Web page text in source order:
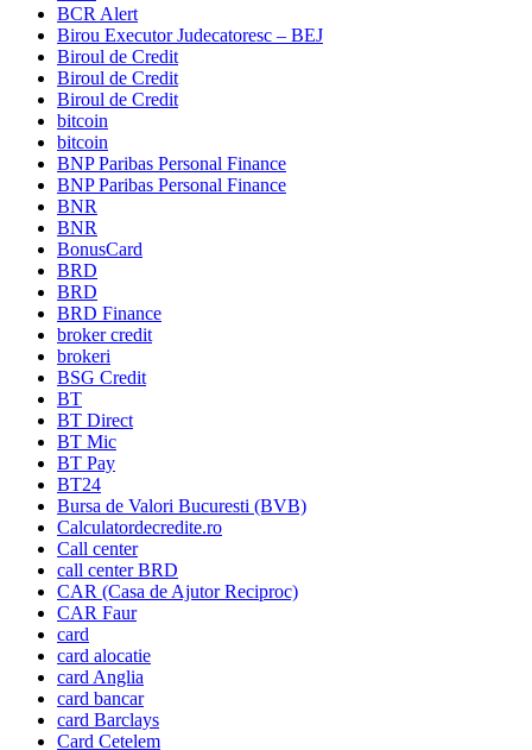
BCR Alert
Birou Executor Judecatoresc – BEJ
Biroul de Credit
Biroul de Credit
Biroul de Credit
bitcoin
bitcoin
BNP Paribas Personal Finance
BNP Paribas Personal Finance
BNR
BNR
BonusCard
BRD
BRD
BRD Finance
broker credit
brokeri
BSG Credit
BT
BT Direct
BT Mic
BT Pay
BT24
Bursa de Valori Bucuresti (BVB)
Calculatordecredite.ro
Call center
call center BRD
CAR (Casa de Ajutor Reciproc)
CAR Faur
card
card alocatie
card Anglia
card bancar
card Barclays
Card Cetelem